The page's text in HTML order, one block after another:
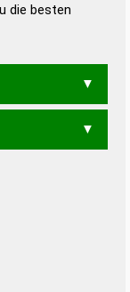
die besten